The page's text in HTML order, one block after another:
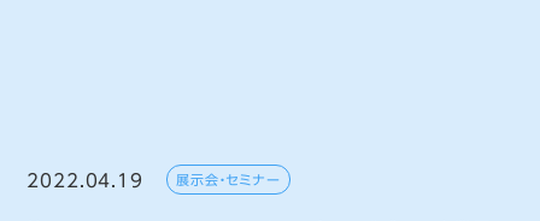
2022.04.19 展示会・セミナー